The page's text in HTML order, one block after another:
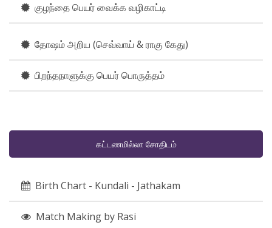
குழந்தை பெயர் வைக்க வழிகாட்டி
தோஷம் அறிய (செவ்வாய் & ராகு கேது)
பிறந்தநாளுக்கு பெயர் பொருத்தம்
கட்டணமில்லா சோதிடம்
Birth Chart - Kundali - Jathakam
Match Making by Rasi